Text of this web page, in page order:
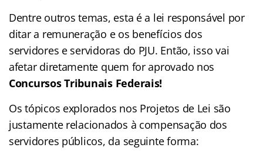
Dentre outros temas, esta é a lei responsável por
ditar a remuneração e os benefícios dos
servidores e servidoras do PJU. Então, isso vai
afetar diretamente quem for aprovado nos
Concursos Tribunais Federais!
Os tópicos explorados nos Projetos de Lei são
justamente relacionados à compensação dos
servidores públicos, da seguinte forma: